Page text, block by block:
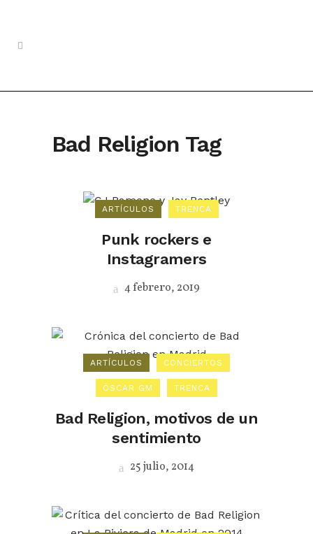
Bad Religion Tag
ARTÍCULOS TRENCA
Punk rockers e
Instagramers
4 febrero, 2019
ARTÍCULOS CONCIERTOS
ÓSCAR GM TRENCA
Bad Religion, motivos de un
sentimiento
25 julio, 2014